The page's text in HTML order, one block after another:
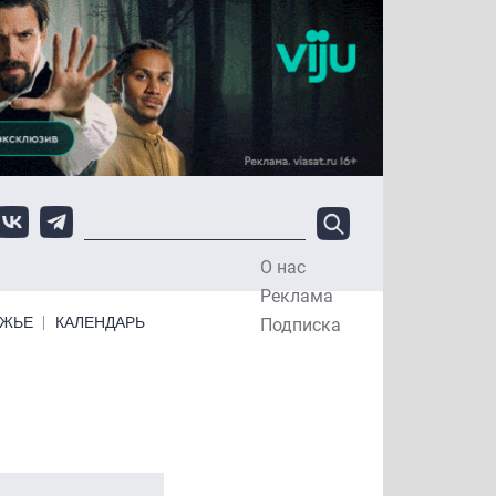
О нас
Реклама
Подписка
КАЛЕНДАРЬ